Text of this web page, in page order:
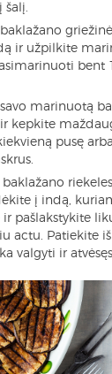
ir užpilkite
bent
marinuotą
kepkite
pusę
į indą,
ir pašlakstykite
actu. Patiekite iš
valgyti ir atvėsęs.